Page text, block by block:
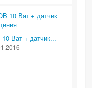
Ват + датчик...